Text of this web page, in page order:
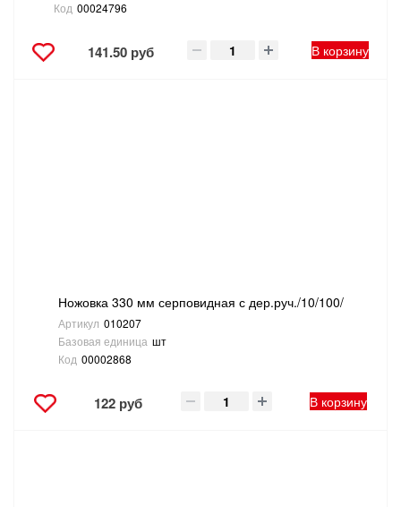
Код 00024796
141.50 руб В корзину
Ножовка 330 мм серповидная с дер.руч./10/100/
Артикул 010207
Базовая единица шт
Код 00002868
122 руб В корзину